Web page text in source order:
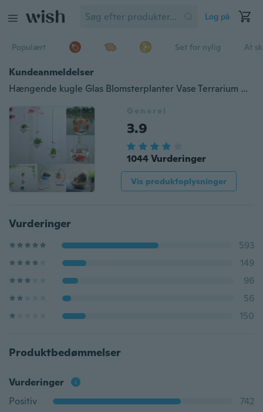
Log på
Populært Set for nylig At
Kundeanmeldelser
Hængende kugle Glas Blomsterplanter Vase Terrarium Container Landskabsflaske
Generel
3.9
1044 Vurderinger
Vis produktoplysninger
Vurderinger
593
149
96
56
150
Produktbedømmelser
Vurderinger
Positiv
742